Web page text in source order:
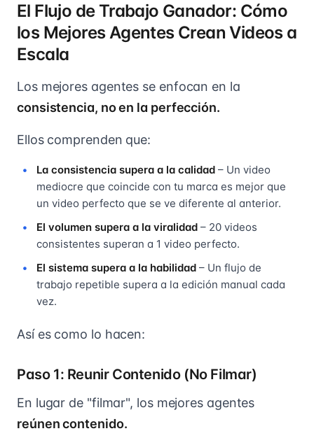
El Flujo de Trabajo Ganador: Cómo
los Mejores Agentes Crean Videos a
Escala
Los mejores agentes se enfocan en la
consistencia, no en la perfección.
Ellos comprenden que:
La consistencia supera a la calidad – Un video
mediocre que coincide con tu marca es mejor que
un video perfecto que se ve diferente al anterior.
El volumen supera a la viralidad – 20 videos
consistentes superan a 1 video perfecto.
El sistema supera a la habilidad – Un flujo de
trabajo repetible supera a la edición manual cada
vez.
Así es como lo hacen:
Paso 1: Reunir Contenido (No Filmar)
En lugar de "filmar", los mejores agentes
reúnen contenido.